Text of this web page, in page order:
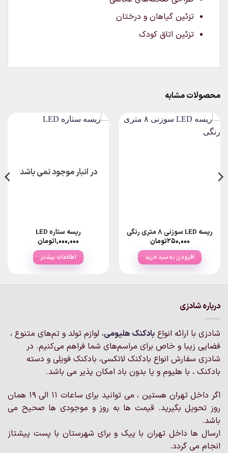
تزئین گیاهان و درختان
تزئین اتاق کودک
محصولات مشابه
ریسه LED سوزنی ۸ متری رنگی
۲۵۰,۰۰۰تومان
افزودن به سبد خرید
در انبار موجود نمی باشد
ریسه ستاره LED
۱,۰۰۰,۰۰۰تومان
اطلاعات بیشتر
درباره شادزی
شادزی با ارائه انواع بادکنک‌ هلیومی، لوازم تولد و تم‌های متنوع ،
فضایی زیبا و خاص برای مراسم‌های شما فراهم می‌کنیم. در
شادزی سفارش انواع بادکنک لاتکسی، بادکنک فویلی و دسته
بادکنک ، با هلیوم و یا بدون باد امکان پذیر می باشد.
اگر داخل تهران هستین ، می توانید برای ساعات 11 الی 19 همان
روز تحویل بگیرید. قیمت ها به روز و موجودی ها صحیح می
باشد.
ارسال ها داخل تهران با پیک و برای شهرستان با پست پیشتاز
انجام می گردد.